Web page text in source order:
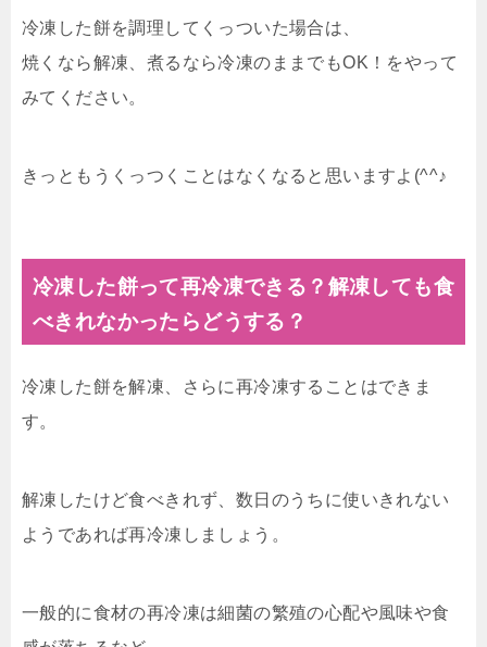
冷凍した餅を調理してくっついた場合は、
焼くなら解凍、煮るなら冷凍のままでもOK！をやって
みてください。
きっともうくっつくことはなくなると思いますよ(^^♪
冷凍した餅って再冷凍できる？解凍しても食
べきれなかったらどうする？
冷凍した餅を解凍、さらに再冷凍することはできま
す。
解凍したけど食べきれず、数日のうちに使いきれない
ようであれば再冷凍しましょう。
一般的に食材の再冷凍は細菌の繁殖の心配や風味や食